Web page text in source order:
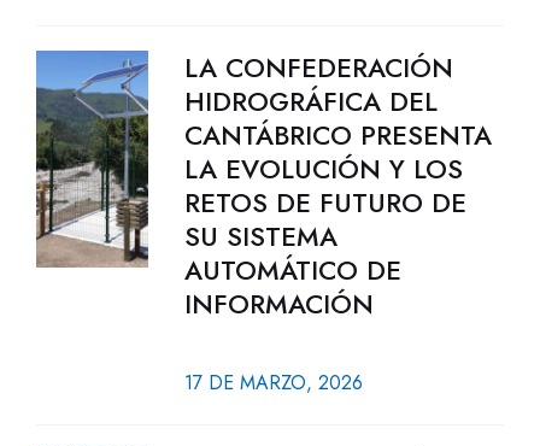
LA CONFEDERACIÓN
HIDROGRÁFICA DEL
CANTÁBRICO PRESENTA
LA EVOLUCIÓN Y LOS
RETOS DE FUTURO DE
SU SISTEMA
AUTOMÁTICO DE
INFORMACIÓN
17 DE MARZO, 2026